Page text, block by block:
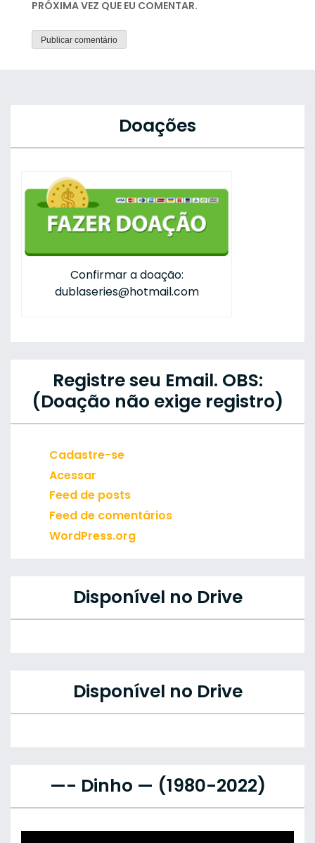
PRÓXIMA VEZ QUE EU COMENTAR.
Doações
Confirmar a doação:
dublaseries@hotmail.com
Registre seu Email. OBS:
(Doação não exige registro)
Cadastre-se
Acessar
Feed de posts
Feed de comentários
WordPress.org
Disponível no Drive
Disponível no Drive
—- Dinho — (1980-2022)